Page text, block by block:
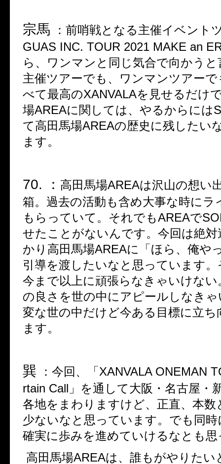
宗馬 ： 前哨戦となる主催イベント
GUAS INC. TOUR 2021 MAKE an
ら、ワンマンと同じ気合で向かう
主催ツアーでも、ワンマンツアーで
べて最高のXANVALAを見せるだけ
場AREAに関しては、やるからには
て高田馬場AREAの歴史に残したい
ます。
70. ： 高田馬場AREAは沢山の想い
箱。過去の活動も含め大事な時にラ
もらっていて。それでもAREAで
せたことがないんです。今回は絶
かり高田馬場AREAに「ほら、俺や
引導を渡したいなと思っています
今まで以上に頑張らなきゃいけない
の良さを世の中にアピールしなき
変な世の中だけど今ある目標に立
ます。
巽 ： 今回、「 XANVALA ONEMAN
rtain Call 」を通して大阪・名古屋・
各地をまわりますけど、正直、本
少ないなと思っています。でも同
確実に歩みを進めていけるなとも
高田馬場AREAは、誰もがやりたい